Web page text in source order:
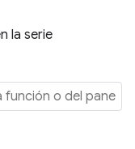
la serie